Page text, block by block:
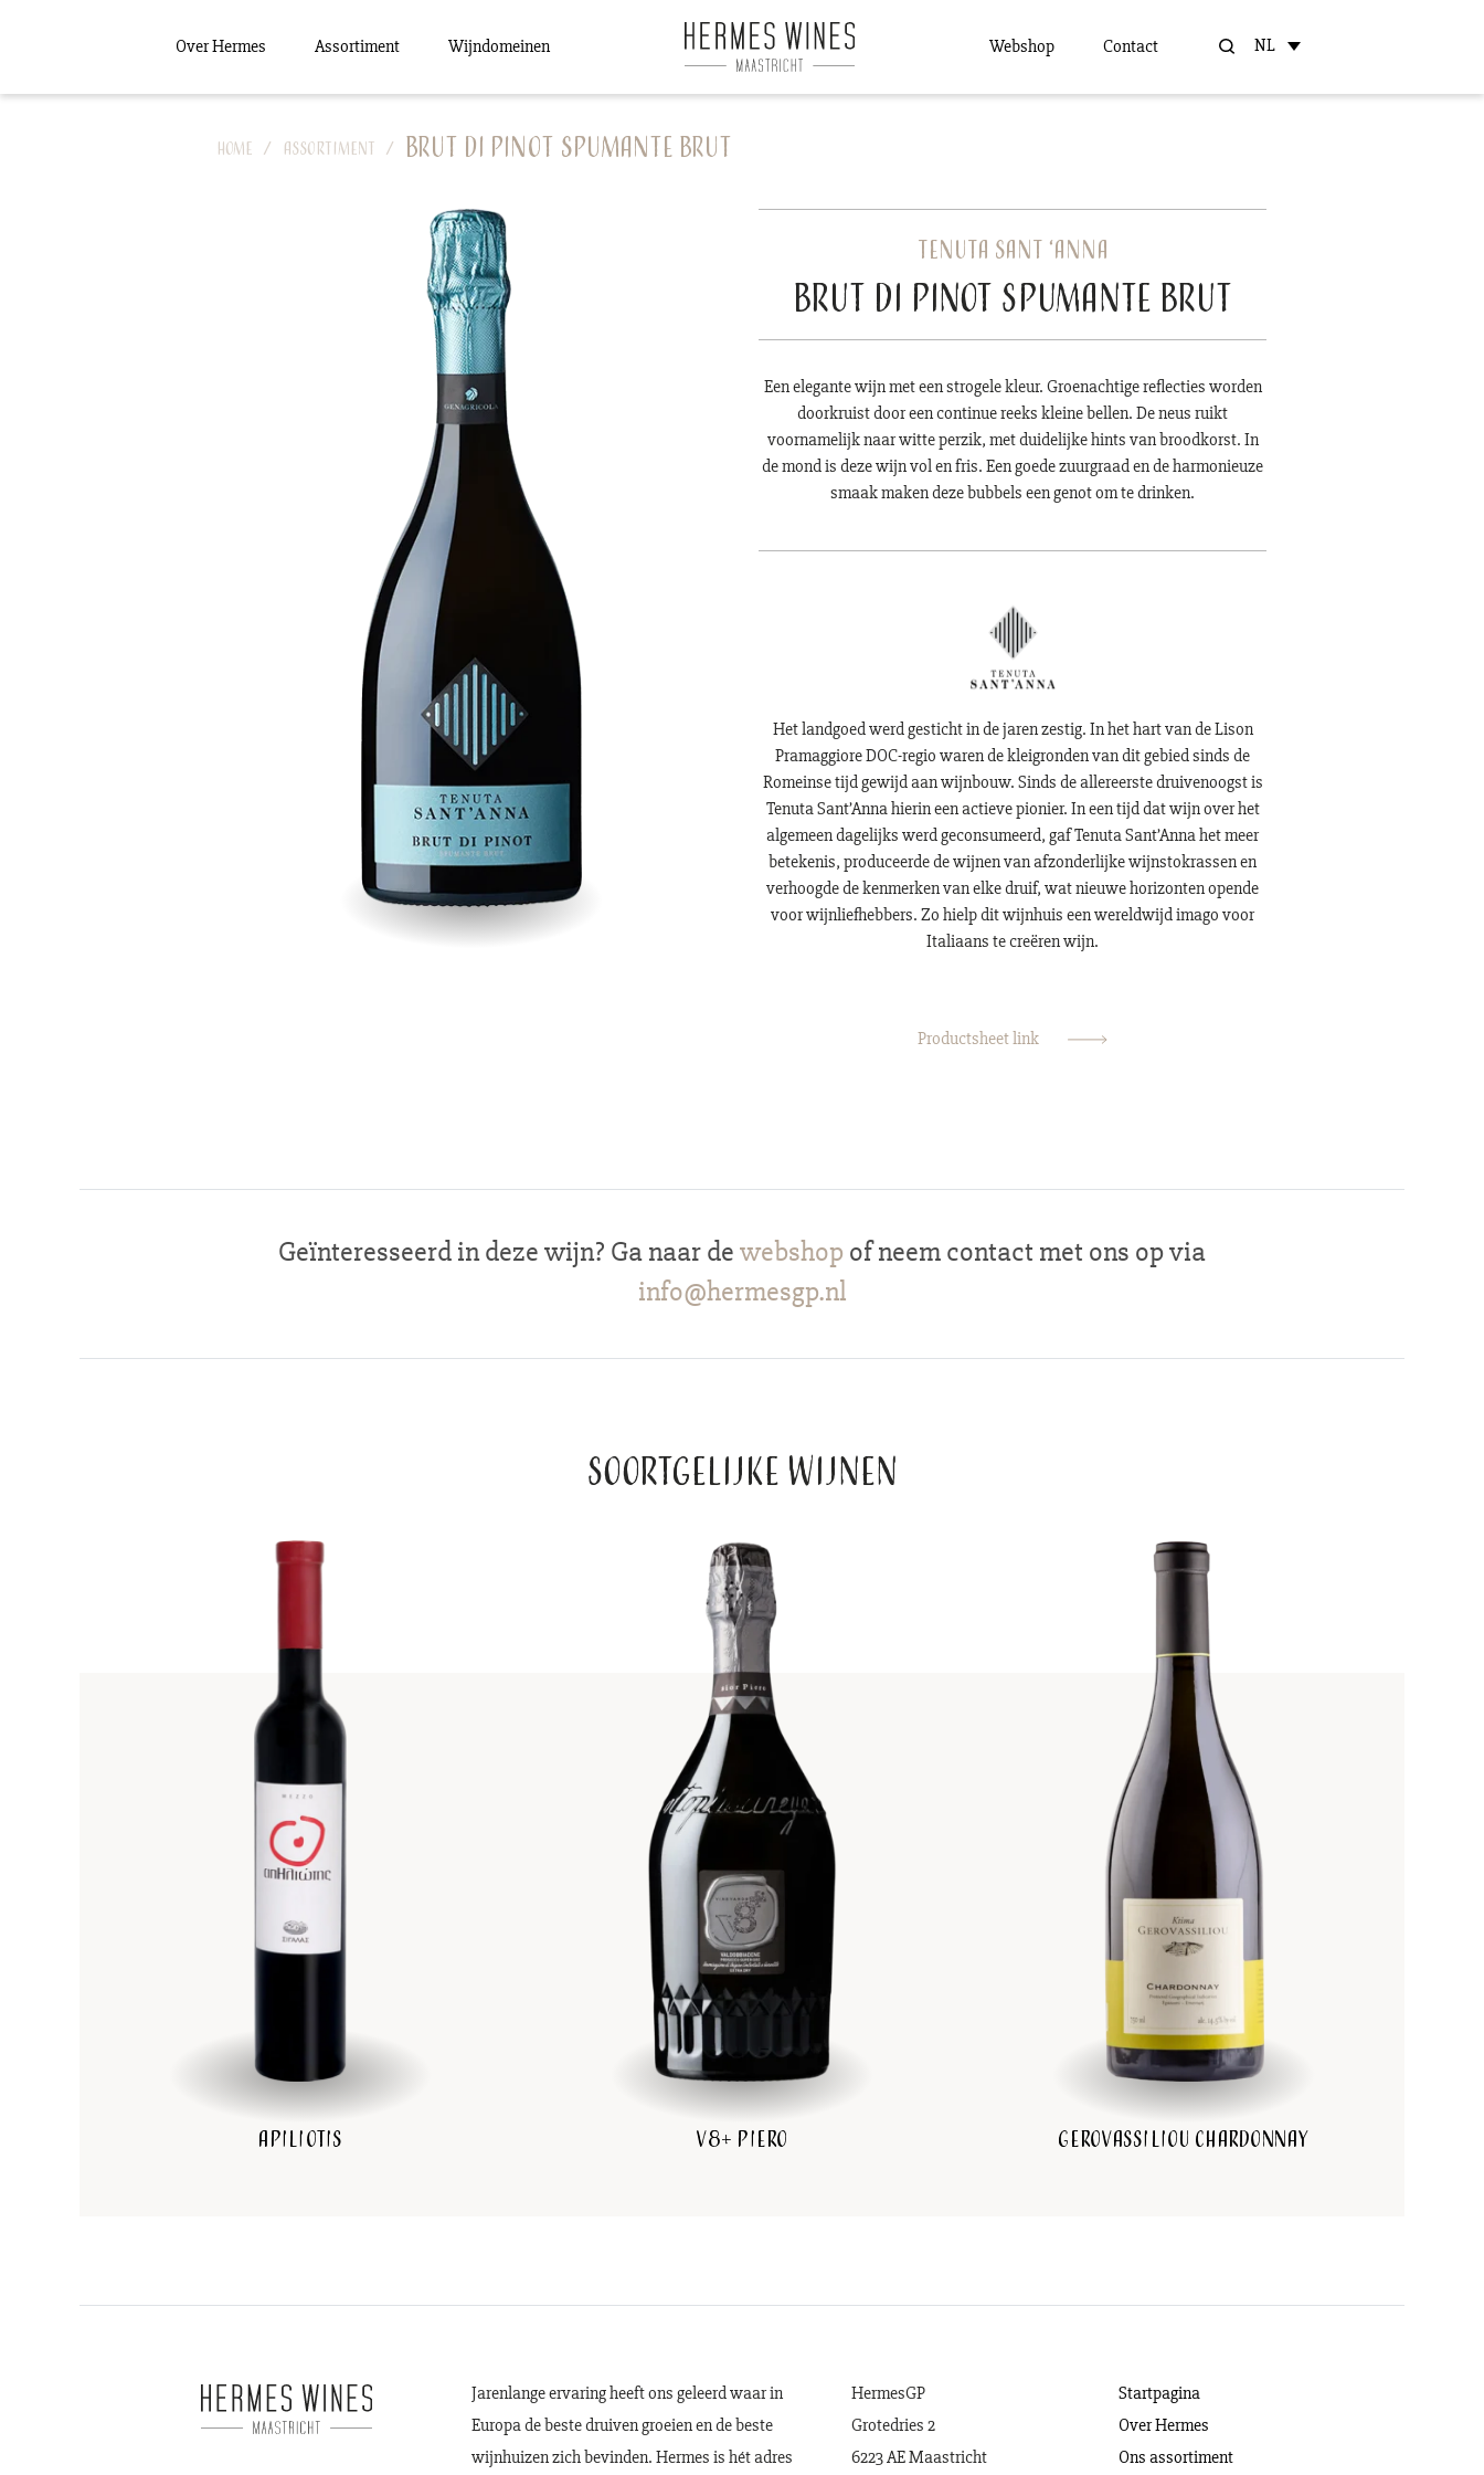
Over Hermes Assortiment Wijndomeinen Webshop Contact NL
Home Assortiment Brut di pinot Spumante Brut
Tenuta Sant ‘Anna
Brut di pinot Spumante Brut
Een elegante wijn met een strogele kleur. Groenachtige reflecties worden
doorkruist door een continue reeks kleine bellen. De neus ruikt
voornamelijk naar witte perzik, met duidelijke hints van broodkorst. In
de mond is deze wijn vol en fris. Een goede zuurgraad en de harmonieuze
smaak maken deze bubbels een genot om te drinken.
Het landgoed werd gesticht in de jaren zestig. In het hart van de Lison
Pramaggiore DOC-regio waren de kleigronden van dit gebied sinds de
Romeinse tijd gewijd aan wijnbouw. Sinds de allereerste druivenoogst is
Tenuta Sant’Anna hierin een actieve pionier. In een tijd dat wijn over het
algemeen dagelijks werd geconsumeerd, gaf Tenuta Sant’Anna het meer
betekenis, produceerde de wijnen van afzonderlijke wijnstokrassen en
verhoogde de kenmerken van elke druif, wat nieuwe horizonten opende
voor wijnliefhebbers. Zo hielp dit wijnhuis een wereldwijd imago voor
Italiaans te creëren wijn.
Productsheet link
Geïnteresseerd in deze wijn? Ga naar dewebshop of neem contact met ons op via
info@hermesgp.nl
Soortgelijke wijnen
Apiliotis V8+ Piero Gerovassiliou Chardonnay
Jarenlange ervaring heeft ons geleerd waar in
Europa de beste druiven groeien en de beste
wijnhuizen zich bevinden. Hermes is hét adres
HermesGP
Grotedries 2
6223 AE Maastricht
Startpagina
Over Hermes
Ons assortiment